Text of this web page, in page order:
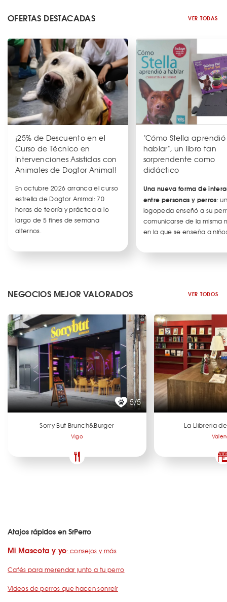
OFERTAS DESTACADAS VER TODAS
¡25% de Descuento en el
Curso de Técnico en
Intervenciones Asistidas con
Animales de Dogtor Animal!
En octubre 2026 arranca el curso
estrella de Dogtor Animal: 70
horas de teoría y práctica a lo
largo de 5 fines de semana
alternos.
"Cómo Stella
hablar", un libro tan
sorprendente como
didáctico
Una nueva forma de
entre personas y perros:
logopeda enseñó a su
comunicarse de la misma
en la que se enseña a
NEGOCIOS MEJOR VALORADOS VER TODOS
5/5
Sorry But Brunch&Burger
Vigo
La Llibreria
Atajos rápidos en SrPerro
Mi Mascota y yo: consejos y más
Cafés para merendar junto a tu perro
Vídeos de perros que hacen sonreír